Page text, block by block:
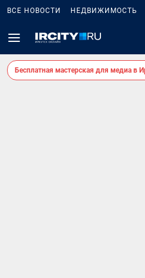
ВСЕ НОВОСТИ НЕДВИЖИМОСТЬ
Бесплатная мастерская для медиа в